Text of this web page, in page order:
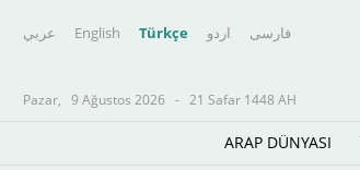
عربي English Türkçe اردو فارسى
Pazar, 9 Ağustos 2026 - 21 Safar 1448 AH
ARAP DÜNYASI